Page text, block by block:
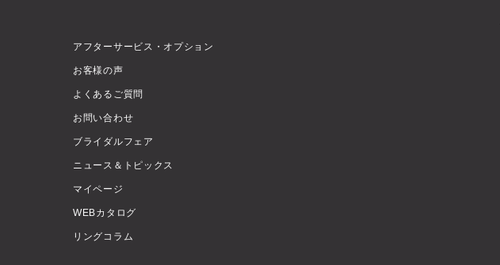
アフターサービス・オプション
お客様の声
よくあるご質問
お問い合わせ
ブライダルフェア
ニュース＆トピックス
マイページ
WEBカタログ
リングコラム